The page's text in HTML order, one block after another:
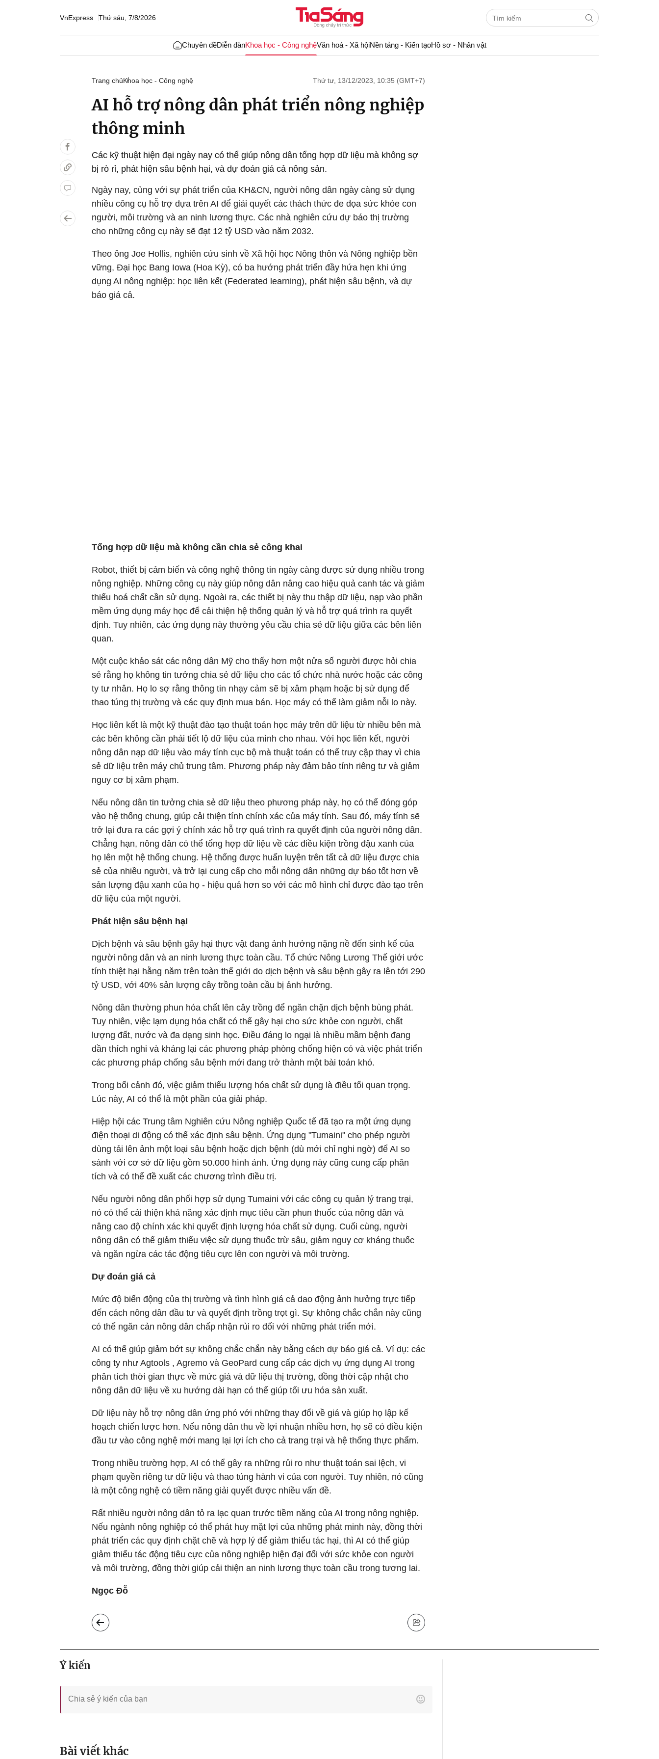
VnExpress Thứ sáu, 7/8/2026
Chuyên đềDiễn đànKhoa học - Công nghệVăn hoá - Xã hộiNền tảng - Kiến tạoHồ sơ - Nhân vật
Trang chủKhoa học - Công nghệ Thứ tư, 13/12/2023, 10:35 (GMT+7)
AI hỗ trợ nông dân phát triển nông nghiệp
thông minh
Các kỹ thuật hiện đại ngày nay có thể giúp nông dân tổng hợp dữ liệu mà không sợ
bị rò rỉ, phát hiện sâu bệnh hại, và dự đoán giá cả nông sản.
Ngày nay, cùng với sự phát triển của KH&CN, người nông dân ngày càng sử dụng
nhiều công cụ hỗ trợ dựa trên AI để giải quyết các thách thức đe dọa sức khỏe con
người, môi trường và an ninh lương thực. Các nhà nghiên cứu dự báo thị trường
cho những công cụ này sẽ đạt 12 tỷ USD vào năm 2032.
Theo ông Joe Hollis, nghiên cứu sinh về Xã hội học Nông thôn và Nông nghiệp bền
vững, Đại học Bang Iowa (Hoa Kỳ), có ba hướng phát triển đầy hứa hẹn khi ứng
dụng AI nông nghiệp: học liên kết (Federated learning), phát hiện sâu bệnh, và dự
báo giá cả.
Tổng hợp dữ liệu mà không cần chia sẻ công khai
Robot, thiết bị cảm biến và công nghệ thông tin ngày càng được sử dụng nhiều trong
nông nghiệp. Những công cụ này giúp nông dân nâng cao hiệu quả canh tác và giảm
thiểu hoá chất cần sử dụng. Ngoài ra, các thiết bị này thu thập dữ liệu, nạp vào phần
mềm ứng dụng máy học để cải thiện hệ thống quản lý và hỗ trợ quá trình ra quyết
định. Tuy nhiên, các ứng dụng này thường yêu cầu chia sẻ dữ liệu giữa các bên liên
quan.
Một cuộc khảo sát các nông dân Mỹ cho thấy hơn một nửa số người được hỏi chia
sẻ rằng họ không tin tưởng chia sẻ dữ liệu cho các tổ chức nhà nước hoặc các công
ty tư nhân. Họ lo sợ rằng thông tin nhạy cảm sẽ bị xâm phạm hoặc bị sử dụng để
thao túng thị trường và các quy định mua bán. Học máy có thể làm giảm nỗi lo này.
Học liên kết là một kỹ thuật đào tạo thuật toán học máy trên dữ liệu từ nhiều bên mà
các bên không cần phải tiết lộ dữ liệu của mình cho nhau. Với học liên kết, người
nông dân nạp dữ liệu vào máy tính cục bộ mà thuật toán có thể truy cập thay vì chia
sẻ dữ liệu trên máy chủ trung tâm. Phương pháp này đảm bảo tính riêng tư và giảm
nguy cơ bị xâm phạm.
Nếu nông dân tin tưởng chia sẻ dữ liệu theo phương pháp này, họ có thể đóng góp
vào hệ thống chung, giúp cải thiện tính chính xác của máy tính. Sau đó, máy tính sẽ
trở lại đưa ra các gợi ý chính xác hỗ trợ quá trình ra quyết định của người nông dân.
Chẳng hạn, nông dân có thể tổng hợp dữ liệu về các điều kiện trồng đậu xanh của
họ lên một hệ thống chung. Hệ thống được huấn luyện trên tất cả dữ liệu được chia
sẻ của nhiều người, và trở lại cung cấp cho mỗi nông dân những dự báo tốt hơn về
sản lượng đậu xanh của họ - hiệu quả hơn so với các mô hình chỉ được đào tạo trên
dữ liệu của một người.
Phát hiện sâu bệnh hại
Dịch bệnh và sâu bệnh gây hại thực vật đang ảnh hưởng nặng nề đến sinh kế của
người nông dân và an ninh lương thực toàn cầu. Tổ chức Nông Lương Thế giới ước
tính thiệt hại hằng năm trên toàn thế giới do dịch bệnh và sâu bệnh gây ra lên tới 290
tỷ USD, với 40% sản lượng cây trồng toàn cầu bị ảnh hưởng.
Nông dân thường phun hóa chất lên cây trồng để ngăn chặn dịch bệnh bùng phát.
Tuy nhiên, việc lạm dụng hóa chất có thể gây hại cho sức khỏe con người, chất
lượng đất, nước và đa dạng sinh học. Điều đáng lo ngại là nhiều mầm bệnh đang
dần thích nghi và kháng lại các phương pháp phòng chống hiện có và việc phát triển
các phương pháp chống sâu bệnh mới đang trở thành một bài toán khó.
Trong bối cảnh đó, việc giảm thiểu lượng hóa chất sử dụng là điều tối quan trọng.
Lúc này, AI có thể là một phần của giải pháp.
Hiệp hội các Trung tâm Nghiên cứu Nông nghiệp Quốc tế đã tạo ra một ứng dụng
điện thoại di động có thể xác định sâu bệnh. Ứng dụng "Tumaini" cho phép người
dùng tải lên ảnh một loại sâu bệnh hoặc dịch bệnh (dù mới chỉ nghi ngờ) để AI so
sánh với cơ sở dữ liệu gồm 50.000 hình ảnh. Ứng dụng này cũng cung cấp phân
tích và có thể đề xuất các chương trình điều trị.
Nếu người nông dân phối hợp sử dụng Tumaini với các công cụ quản lý trang trại,
nó có thể cải thiện khả năng xác định mục tiêu cần phun thuốc của nông dân và
nâng cao độ chính xác khi quyết định lượng hóa chất sử dụng. Cuối cùng, người
nông dân có thể giảm thiểu việc sử dụng thuốc trừ sâu, giảm nguy cơ kháng thuốc
và ngăn ngừa các tác động tiêu cực lên con người và môi trường.
Dự đoán giá cả
Mức độ biến động của thị trường và tình hình giá cả dao động ảnh hưởng trực tiếp
đến cách nông dân đầu tư và quyết định trồng trọt gì. Sự không chắc chắn này cũng
có thể ngăn cản nông dân chấp nhận rủi ro đối với những phát triển mới.
AI có thể giúp giảm bớt sự không chắc chắn này bằng cách dự báo giá cả. Ví dụ: các
công ty như Agtools , Agremo và GeoPard cung cấp các dịch vụ ứng dụng AI trong
phân tích thời gian thực về mức giá và dữ liệu thị trường, đồng thời cập nhật cho
nông dân dữ liệu về xu hướng dài hạn có thể giúp tối ưu hóa sản xuất.
Dữ liệu này hỗ trợ nông dân ứng phó với những thay đổi về giá và giúp họ lập kế
hoạch chiến lược hơn. Nếu nông dân thu về lợi nhuận nhiều hơn, họ sẽ có điều kiện
đầu tư vào công nghệ mới mang lại lợi ích cho cả trang trại và hệ thống thực phẩm.
Trong nhiều trường hợp, AI có thể gây ra những rủi ro như thuật toán sai lệch, vi
phạm quyền riêng tư dữ liệu và thao túng hành vi của con người. Tuy nhiên, nó cũng
là một công nghệ có tiềm năng giải quyết được nhiều vấn đề.
Rất nhiều người nông dân tỏ ra lạc quan trước tiềm năng của AI trong nông nghiệp.
Nếu ngành nông nghiệp có thể phát huy mặt lợi của những phát minh này, đồng thời
phát triển các quy định chặt chẽ và hợp lý để giảm thiểu tác hại, thì AI có thể giúp
giảm thiểu tác động tiêu cực của nông nghiệp hiện đại đối với sức khỏe con người
và môi trường, đồng thời giúp cải thiện an ninh lương thực toàn cầu trong tương lai.
Ngọc Đỗ
Ý kiến
Bài viết khác